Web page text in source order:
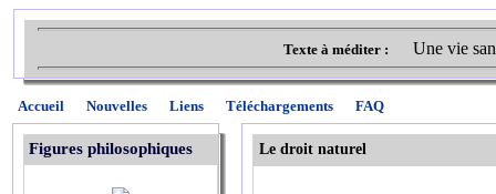
Texte à méditer : Une vie
Accueil Nouvelles Liens Téléchargements FAQ
Figures philosophiques Le droit naturel